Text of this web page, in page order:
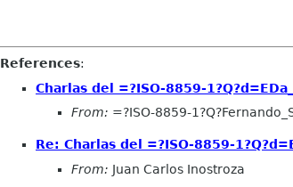
References:
Charlas del =?ISO-8859-
From: =?ISO-8859-
Re: Charlas del =?ISO-8859-
From: Juan Carlos Inostroza